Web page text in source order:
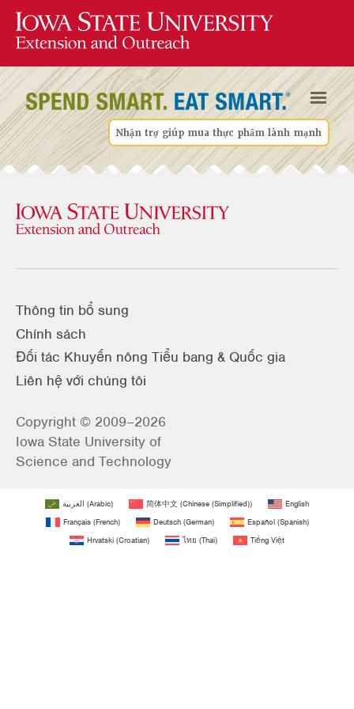
Nhận trợ giúp mua thực phẩm lành mạnh
Thông tin bổ sung
Chính sách
Đối tác Khuyến nông Tiểu bang & Quốc gia
Liên hệ với chúng tôi
Copyright © 2009–2026
Iowa State University of
Science and Technology
العربية (Arabic) 简体中文 (Chinese (Simplified))
English
Français(French) Deutsch(German) Español(Spanish)
Hrvatski (Croatian) ไทย (Thai) Tiếng Việt